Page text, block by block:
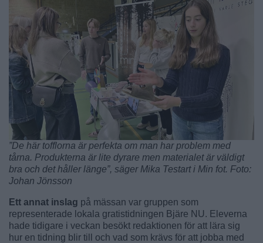
”De här tofflorna är perfekta om man har problem med
tårna. Produkterna är lite dyrare men materialet är väldigt
bra och det håller länge”, säger Mika Testart i Min fot. Foto:
Johan Jönsson
Ett annat inslag på mässan var gruppen som
representerade lokala gratistidningen Bjäre NU. Eleverna
hade tidigare i veckan besökt redaktionen för att lära sig
hur en tidning blir till och vad som krävs för att jobba med